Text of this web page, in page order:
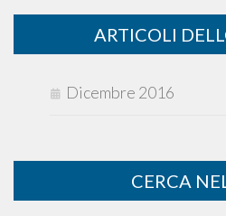
ARTICOLI
Dicembre 2016
CERCA